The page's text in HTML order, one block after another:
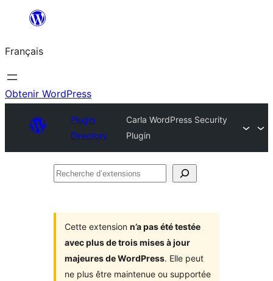
contenu
Français
Obtenir WordPress
Plugin
Directory
Carla WordPress Security
Plugin
Recherche
Cette extension n’a pas été testée
avec plus de trois mises à jour
majeures de WordPress. Elle peut
ne plus être maintenue ou supportée